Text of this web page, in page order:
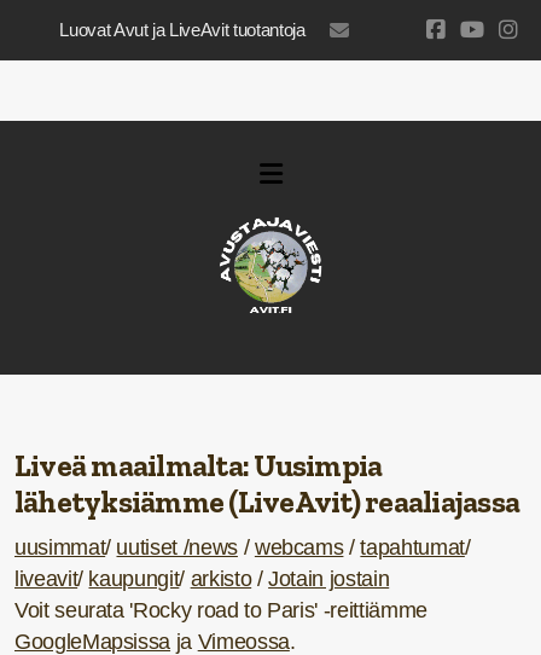
Luovat Avut ja LiveAvit tuotantoja luovatavut@gmail.com
Liveä maailmalta:Uusimpia
lähetyksiämme (LiveAvit) reaaliajassa
uusimmat/ uutiset /news/ webcams/tapahtumat/
liveavit/ kaupungit/ arkisto/Jotain jostain
Voit seurata 'Rocky road to Paris' -reittiämme
GoogleMapsissa ja Vimeossa.